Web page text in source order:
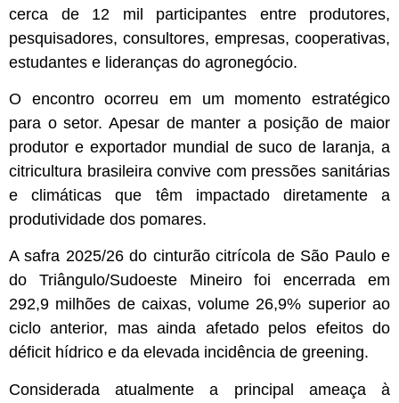
cerca de 12 mil participantes entre produtores,
pesquisadores, consultores, empresas, cooperativas,
estudantes e lideranças do agronegócio.
O encontro ocorreu em um momento estratégico
para o setor. Apesar de manter a posição de maior
produtor e exportador mundial de suco de laranja, a
citricultura brasileira convive com pressões sanitárias
e climáticas que têm impactado diretamente a
produtividade dos pomares.
A safra 2025/26 do cinturão citrícola de São Paulo e
do Triângulo/Sudoeste Mineiro foi encerrada em
292,9 milhões de caixas, volume 26,9% superior ao
ciclo anterior, mas ainda afetado pelos efeitos do
déficit hídrico e da elevada incidência de greening.
Considerada atualmente a principal ameaça à